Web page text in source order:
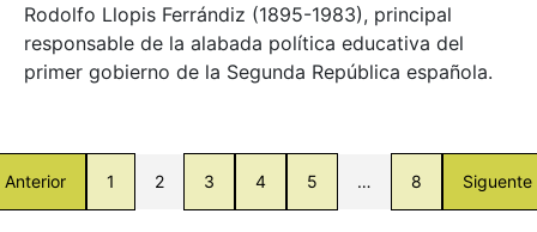
Rodolfo Llopis Ferrándiz (1895-1983), principal
responsable de la alabada política educativa del
primer gobierno de la Segunda República española.
Anterior 1 2 3 4 5 … 8 Siguente